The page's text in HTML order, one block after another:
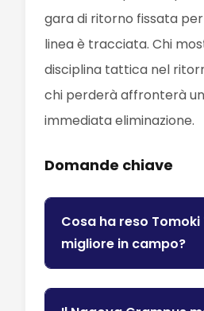
gara di ritorno fissata per
linea è tracciata. Chi
disciplina tattica nel
chi perderà affronterà
immediata eliminazione.
Domande chiave
Cosa ha reso Tomoki
migliore in campo?